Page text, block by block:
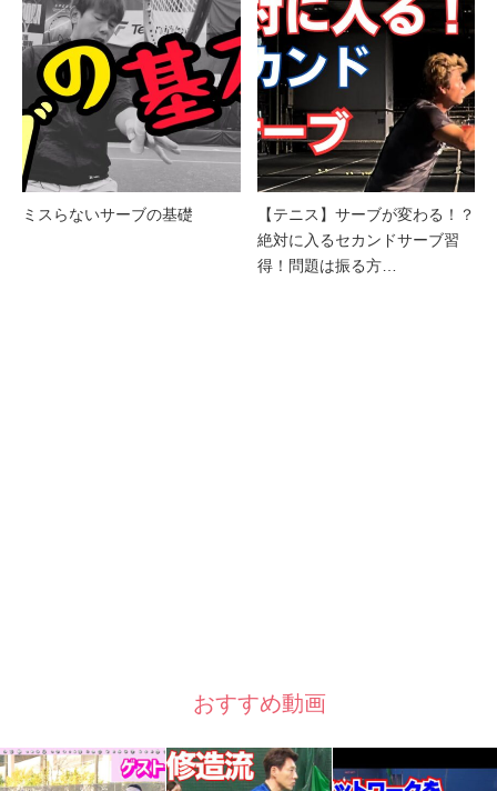
ミスらないサーブの基礎
【テニス】サーブが変わる！？
絶対に入るセカンドサーブ習
得！問題は振る方…
おすすめ動画